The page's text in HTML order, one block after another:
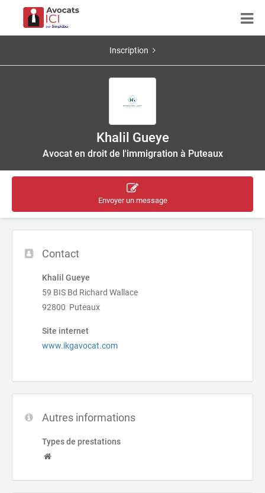
Inscription
Khalil Gueye
Avocat en droit de l'immigration à Puteaux
Envoyer un message
Contact
Khalil Gueye
59 BIS Bd Richard Wallace
92800 Puteaux
Site internet
www.ikgavocat.com
Autres informations
Types de prestations